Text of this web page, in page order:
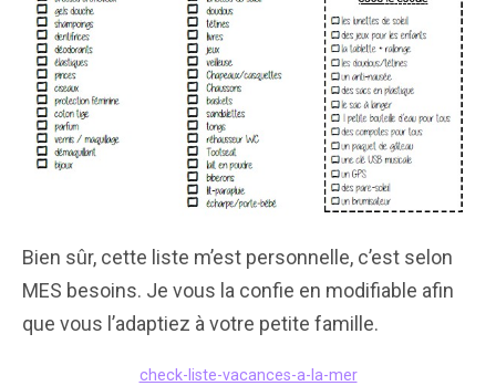
Bien sûr, cette liste m’est personnelle, c’est selon
MES besoins. Je vous la confie en modifiable afin
que vous l’adaptiez à votre petite famille.
check-liste-vacances-a-la-mer